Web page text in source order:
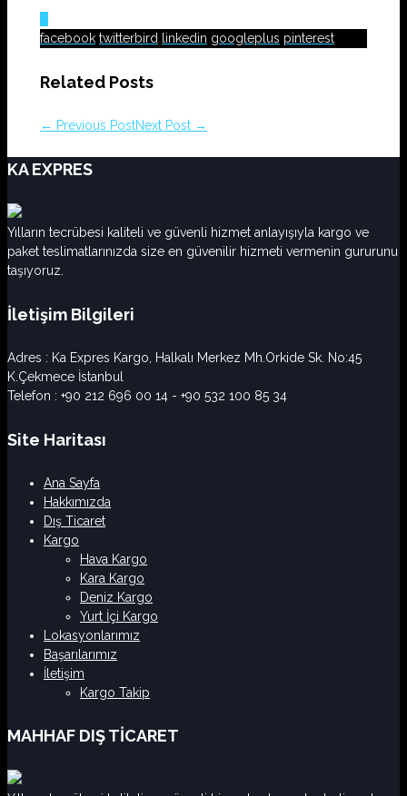
facebook twitterbird linkedin googleplus pinterest
Related Posts
← Previous PostNext Post →
KA EXPRES
Yılların tecrübesi kaliteli ve güvenli hizmet anlayışıyla kargo ve
paket teslimatlarınızda size en güvenilir hizmeti vermenin gururunu
taşıyoruz.
İletişim Bilgileri
Adres : Ka Expres Kargo, Halkalı Merkez Mh.Orkide Sk. No:45
K.Çekmece İstanbul‎
Telefon : +90 212 696 00 14 - +90 532 100 85 34
Site Haritası
Ana Sayfa
Hakkımızda
Dış Ticaret
Kargo
Hava Kargo
Kara Kargo
Deniz Kargo
Yurt İçi Kargo
Lokasyonlarımız
Başarılarımız
İletişim
Kargo Takip
MAHHAF DIŞ TİCARET